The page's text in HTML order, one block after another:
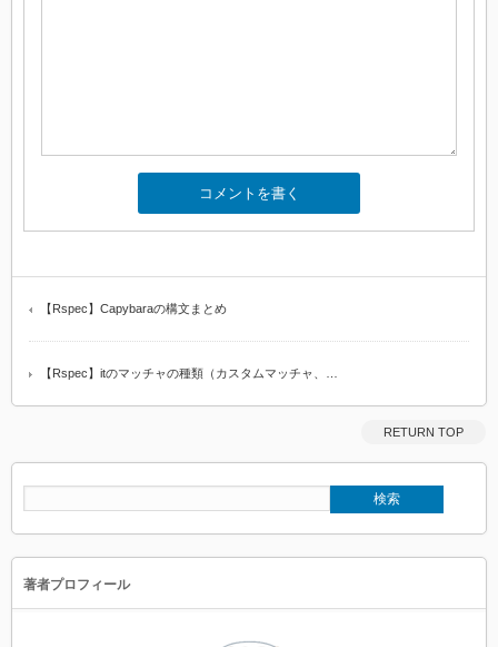
【Rspec】Capybaraの構文まとめ
【Rspec】itのマッチャの種類（カスタムマッチャ、…
RETURN TOP
著者プロフィール